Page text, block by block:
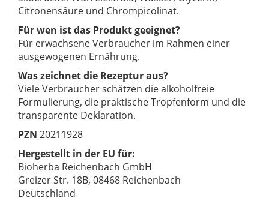
Citronensäure und Chrompicolinat.
Für wen ist das Produkt geeignet?
Für erwachsene Verbraucher im Rahmen einer
ausgewogenen Ernährung.
Was zeichnet die Rezeptur aus?
Viele Verbraucher schätzen die alkoholfreie
Formulierung, die praktische Tropfenform und die
transparente Deklaration.
PZN 20211928
Hergestellt in der EU für:
Bioherba Reichenbach GmbH
Greizer Str. 18B, 08468 Reichenbach
Deutschland